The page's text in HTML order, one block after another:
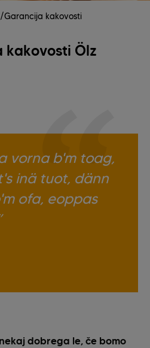
/Garancija kakovosti
kakovosti Ölz
vorna b'm toag,
inä tuot, dänn
ofa, eoppas
dobrega le, če bomo